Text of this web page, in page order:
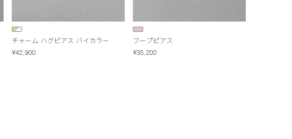
チャーム ハグピアス バイカラー
¥42,900
フープピアス
¥35,200